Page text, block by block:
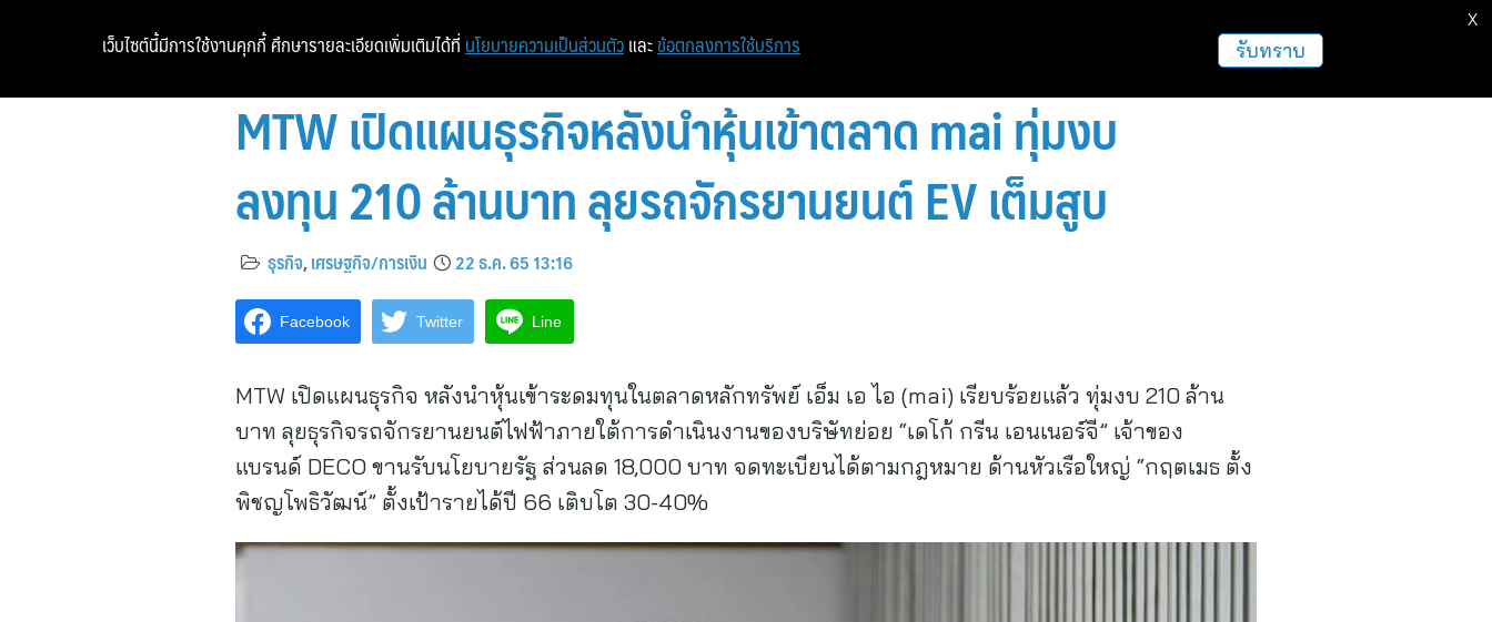
MTW เปิดแผนธุรกิจหลังนำหุ้นเข้าตลาด mai ทุ่มงบ
ลงทุน 210 ล้านบาท ลุยรถจักรยานยนต์ EV เต็มสูบ
ธุรกิจ,เศรษฐกิจ/การเงิน 22 ธ.ค. 65 13:16
Facebook Twitter Line
MTW เปิดแผนธุรกิจ หลังนำหุ้นเข้าระดมทุนในตลาดหลักทรัพย์ เอ็ม เอ ไอ (mai) เรียบร้อยแล้ว ทุ่มงบ 210 ล้าน
บาท ลุยธุรกิจรถจักรยานยนต์ไฟฟ้าภายใต้การดำเนินงานของบริษัทย่อย “เดโก้ กรีน เอนเนอร์จี” เจ้าของ
แบรนด์ DECO ขานรับนโยบายรัฐ ส่วนลด 18,000 บาท จดทะเบียนได้ตามกฎหมาย ด้านหัวเรือใหญ่ “กฤตเมธ ตั้ง
พิชญโพธิวัฒน์” ตั้งเป้ารายได้ปี 66 เติบโต 30-40%
เว็บไซต์นี้มีการใช้งานคุกกี้ ศึกษารายละเอียดเพิ่มเติมได้ที่ นโยบายความเป็นส่วนตัว และ ข้อตกลงการใช้บริการ รับทราบ
X